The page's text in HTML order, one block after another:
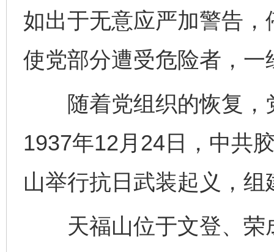
如出于无意应严加警告
使党部分遭受危险者，
随着党组织的恢复，
1937年12月24日，中共
山举行抗日武装起义，
天福山位于文登、荣